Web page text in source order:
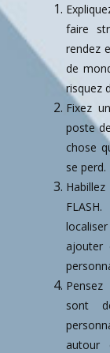
faire
rendez
de
risquez
Fixez
poste
chose
se perd.
ajouter
sont
autour